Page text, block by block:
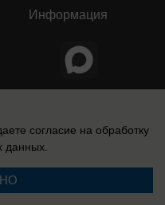
Информация
технологий и
17 августа 2018 г.
согласие на обработку
данных.